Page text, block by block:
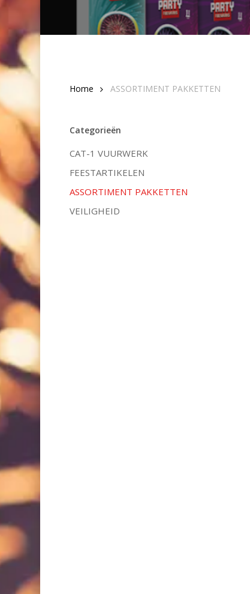
Home ASSORTIMENT PAKKETTEN
Categorieën
CAT-1 VUURWERK
FEESTARTIKELEN
ASSORTIMENT PAKKETTEN
VEILIGHEID